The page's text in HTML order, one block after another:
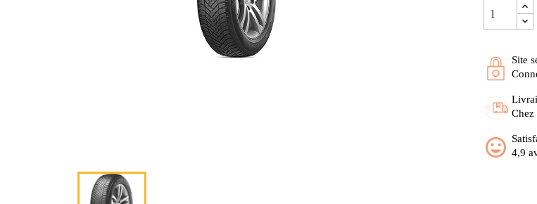
Site
Chez
4,9